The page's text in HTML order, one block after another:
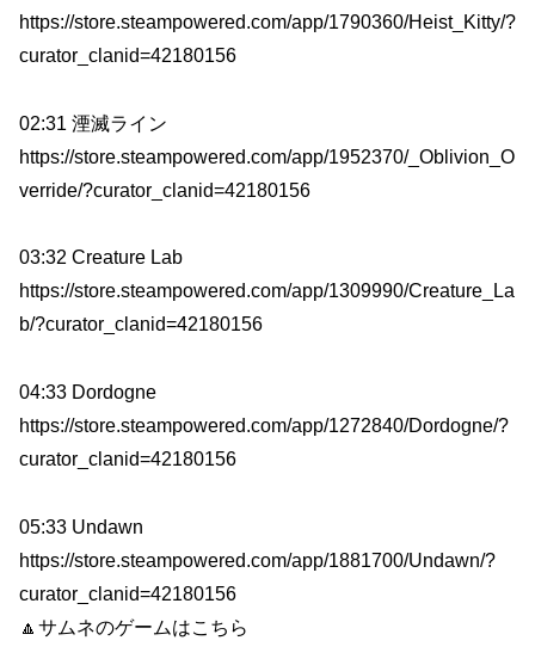
https://store.steampowered.com/app/1790360/Heist_Kitty/?
curator_clanid=42180156
02:31 湮滅ライン
https://store.steampowered.com/app/1952370/_Oblivion_O
verride/?curator_clanid=42180156
03:32 Creature Lab
https://store.steampowered.com/app/1309990/Creature_La
b/?curator_clanid=42180156
04:33 Dordogne
https://store.steampowered.com/app/1272840/Dordogne/?
curator_clanid=42180156
05:33 Undawn
https://store.steampowered.com/app/1881700/Undawn/?
curator_clanid=42180156
🔼サムネのゲームはこちら